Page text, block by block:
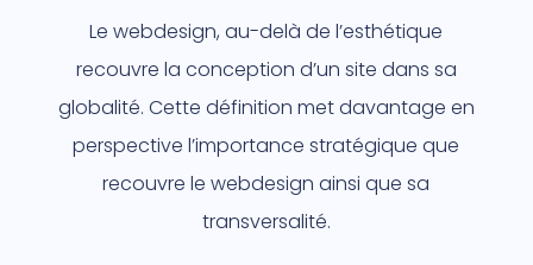
Le webdesign, au-delà de l’esthétique
recouvre la conception d’un site dans sa
globalité. Cette définition met davantage en
perspective l’importance stratégique que
recouvre le webdesign ainsi que sa
transversalité.